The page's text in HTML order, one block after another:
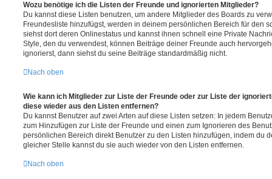
Wozu benötige ich die Listen der Freunde und ignorierten Mitglieder?
Du kannst diese Listen benutzen, um andere Mitglieder des Boards zu
Freundesliste hinzufügst, werden in deinem persönlichen Bereich für den
siehst dort deren Onlinestatus und kannst ihnen schnell eine Private
Style, den du verwendest, können Beiträge deiner Freunde auch
ignorierst, dann siehst du seine Beiträge standardmäßig nicht.
Nach oben
Wie kann ich Mitglieder zur Liste der Freunde oder zur Liste der
diese wieder aus den Listen entfernen?
Du kannst Benutzer auf zwei Arten auf diese Listen setzen: In jedem
zum Hinzufügen zur Liste der Freunde und einen zum Ignorieren des
persönlichen Bereich direkt Benutzer zu den Listen hinzufügen, indem du
gleicher Stelle kannst du sie auch wieder von den Listen entfernen.
Nach oben